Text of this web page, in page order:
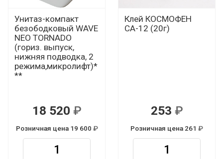
Унитаз-компакт
безободковый WAVE
NEO TORNADO
(гориз. выпуск,
нижняя подводка, 2
режима,микролифт)*
**
18 520
Розничная цена 19 600
Клей КОСМОФЕН
СА-12 (20г)
253
Розничная цена 261
Р
Р Р